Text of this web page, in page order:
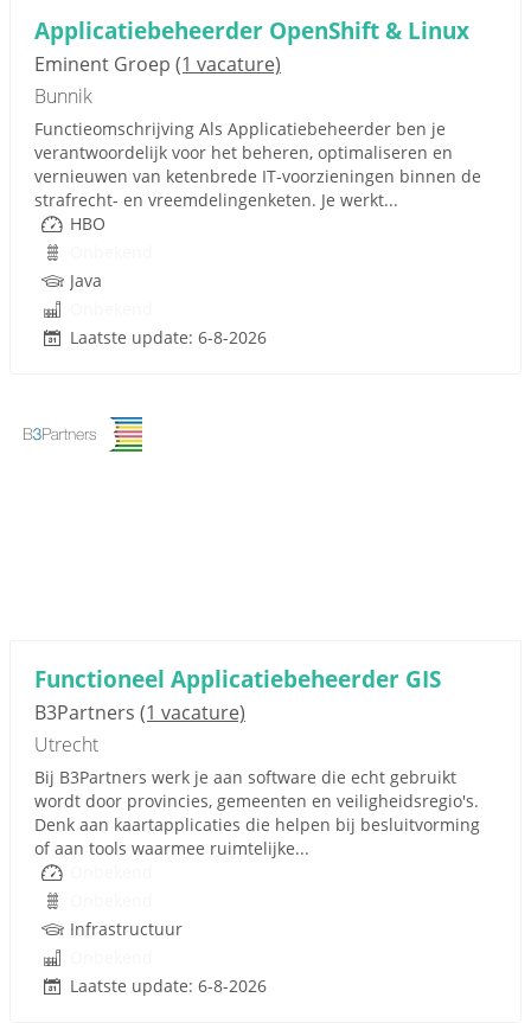
Applicatiebeheerder OpenShift & Linux
Eminent Groep (1 vacature)
Bunnik
Functieomschrijving Als Applicatiebeheerder ben je
verantwoordelijk voor het beheren, optimaliseren en
vernieuwen van ketenbrede IT-voorzieningen binnen de
strafrecht- en vreemdelingenketen. Je werkt...
HBO
Java
Laatste update: 6-8-2026
Functioneel Applicatiebeheerder GIS
B3Partners (1 vacature)
Utrecht
Bij B3Partners werk je aan software die echt gebruikt
wordt door provincies, gemeenten en veiligheidsregio's.
Denk aan kaartapplicaties die helpen bij besluitvorming
of aan tools waarmee ruimtelijke...
Infrastructuur
Laatste update: 6-8-2026